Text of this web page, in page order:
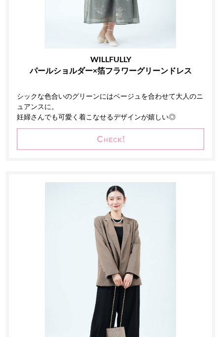
WILLFULLY
パールショルダー×箔フラワーグリーンドレス
シックな色合いのグリーンにはベージュを合わせて大人のニ
ュアンスに。
妊婦さんでも可愛く着こなせるデザインが嬉しい◎